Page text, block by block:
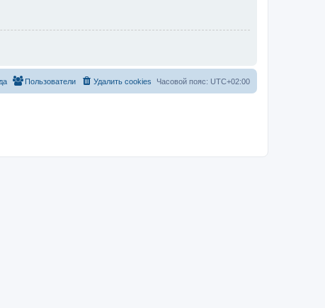
Часовой пояс: UTC+02:00
Удалить cookies
Пользователи